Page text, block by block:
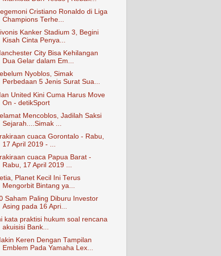
Cristiano Ronaldo di Liga
Champions Terhe...
Kanker Stadium 3, Begini
Kisah Cinta Penya...
City Bisa Kehilangan
Dua Gelar dalam Em...
Nyoblos, Simak
Perbedaan 5 Jenis Surat Sua...
United Kini Cuma Harus Move
On - detikSport
Mencoblos, Jadilah Saksi
Sejarah....Simak ...
cuaca Gorontalo - Rabu,
17 April 2019 - ...
cuaca Papua Barat -
Rabu, 17 April 2019 ...
Planet Kecil Ini Terus
Mengorbit Bintang ya...
Saham Paling Diburu Investor
Asing pada 16 Apri...
kata praktisi hukum soal rencana
akuisisi Bank...
Keren Dengan Tampilan
Emblem Pada Yamaha Lex...